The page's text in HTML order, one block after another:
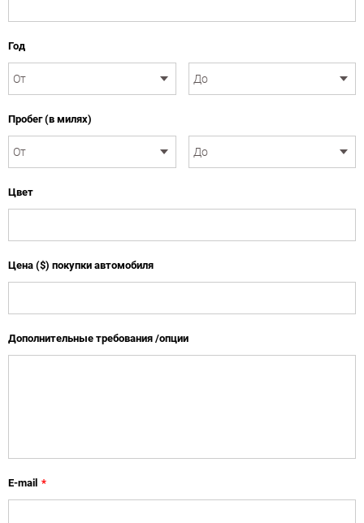
Год
Пробег (в милях)
Цвет
Цена ($) покупки автомобиля
Дополнительные требования /опции
E-mail *